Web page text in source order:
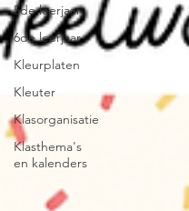
5de leerjaar
6de leerjaar
Kleurplaten
Kleuter
Klasorganisatie
Klasthema's
en kalenders